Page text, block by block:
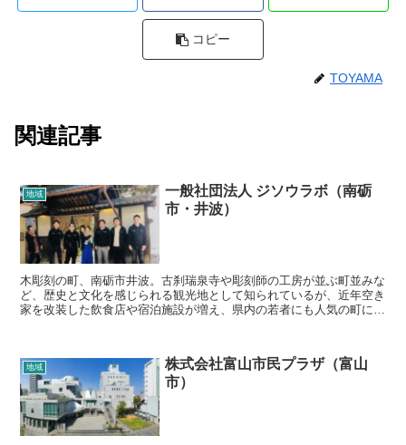
コピー
TOYAMA
関連記事
地域
一般社団法人 ジソウラボ（南砺
市・井波）
木彫刻の町、南砺市井波。古刹瑞泉寺や彫刻師の工房が並ぶ町並みな
ど、歴史と文化を感じられる観光地として知られているが、近年空き
家を改装した飲食店や宿泊施設が増え、県内の若者にも人気の町にな
地域
株式会社富山市民プラザ（富山
市）